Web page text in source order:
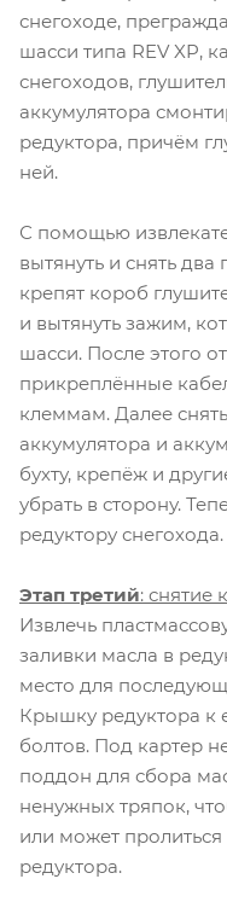
снегоходе,
шасси типа REV XP,
снегоходов,
аккумулятора
редуктора, причём
ней.
С помощью
вытянуть и снять
крепят короб
и вытянуть зажим,
шасси. После этого
прикреплённые
клеммам. Далее
аккумулятора и
бухту, крепёж и
убрать в сторону.
редуктору снегохода.
Этап третий: снятие
Извлечь
заливки масла в
место для
Крышку редуктора к
болтов. Под картер
поддон для сбора
ненужных тряпок,
или может
редуктора.